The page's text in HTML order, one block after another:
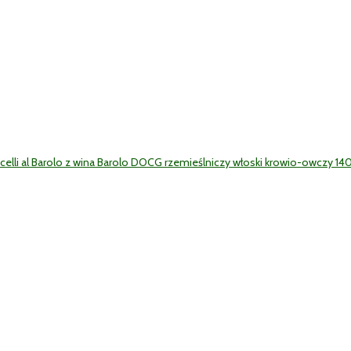
al Barolo z wina Barolo DOCG rzemieślniczy włoski krowio-owczy